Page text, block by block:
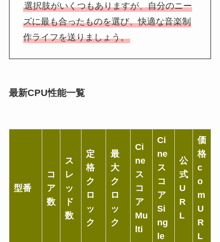
選択肢がいくつもありますが、自分のニー
ズに最も合ったものを選び、快適な音楽制
作ライフを送りましょう。
最新CPU性能一覧
型番
コ
ア
数
ス
レ
ッ
ド
数
定
格
ク
ロ
ッ
ク
最
大
ク
ロ
ッ
ク
Ci
ne
ス
コ
ア
Mu
lti
Ci
ne
ス
コ
ア
Si
ng
le
公
式
U
R
L
価
格
c
o
m
U
R
L